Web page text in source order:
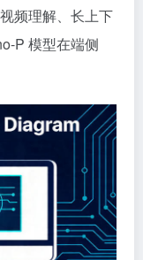
频理解、长上下
P 模型在端侧